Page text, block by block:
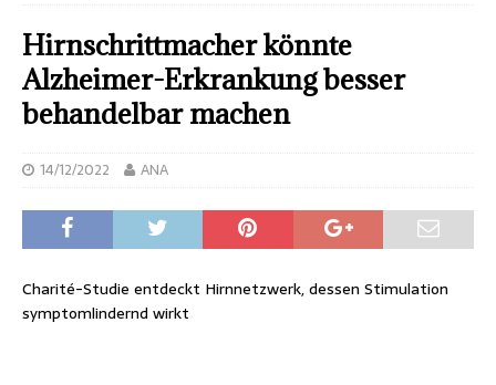
Hirnschrittmacher könnte
Alzheimer-Erkrankung besser
behandelbar machen
14/12/2022 ANA
Charité-Studie entdeckt Hirnnetzwerk, dessen Stimulation
symptomlindernd wirkt